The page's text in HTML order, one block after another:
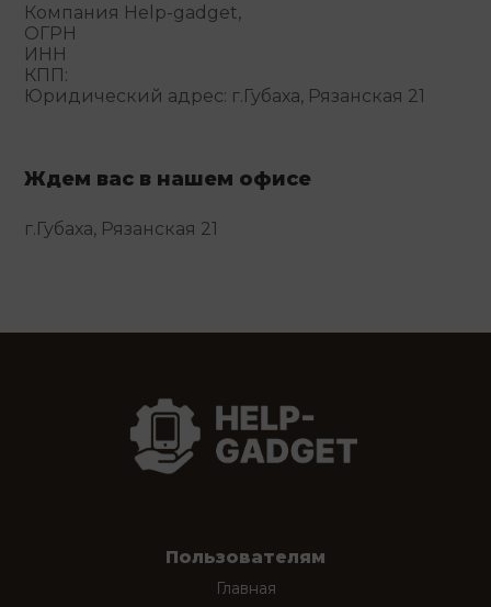
Компания Help-gadget,
ОГРН
ИНН
КПП:
Юридический адрес: г.Губаха, Рязанская 21
Ждем вас в нашем офисе
г.Губаха, Рязанская 21
Пользователям
Главная